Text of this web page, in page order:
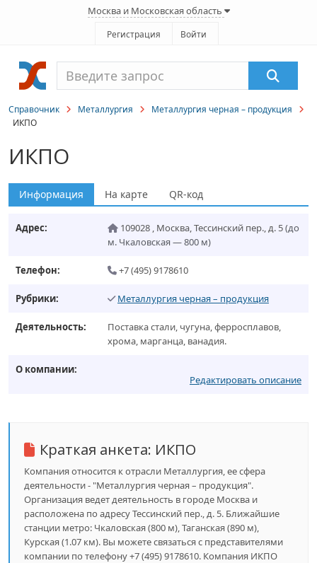
Москва и Московская область
Регистрация Войти
Справочник Металлургия
Металлургия черная – продукция
ИКПО
ИКПО
Информация На карте QR-код
Адрес: 109028 , Москва,Тессинский пер., д. 5(до
м. Чкаловская — 800 м)
Телефон: +7 (495) 9178610
Рубрики: Металлургия черная – продукция
Деятельность:
Поставка стали, чугуна, ферросплавов,
хрома, марганца, ванадия.
О компании:
Редактировать описание
Краткая анкета: ИКПО
Компания относится к отрасли Металлургия, ее сфера
деятельности - "Металлургия черная – продукция".
Организация ведет деятельность в городе Москва и
расположена по адресу Тессинский пер., д. 5. Ближайшие
станции метро: Чкаловская (800 м), Таганская (890 м),
Курская (1.07 км). Вы можете связаться с представителями
компании по телефону +7 (495) 9178610. Компания ИКПО